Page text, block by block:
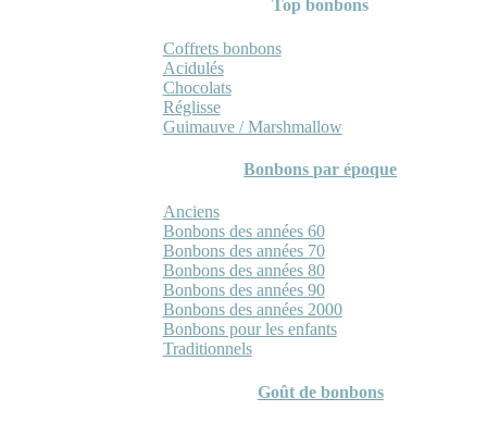
Top bonbons
Coffrets bonbons
Acidulés
Chocolats
Réglisse
Guimauve / Marshmallow
Bonbons par époque
Anciens
Bonbons des années 60
Bonbons des années 70
Bonbons des années 80
Bonbons des années 90
Bonbons des années 2000
Bonbons pour les enfants
Traditionnels
Goût de bonbons